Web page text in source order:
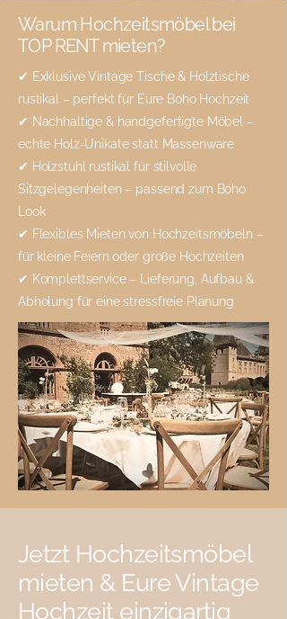
Warum Hochzeitsmöbel bei
TOP RENT mieten?
✔ Exklusive Vintage Tische & Holztische
rustikal – perfekt für Eure Boho Hochzeit
✔ Nachhaltige & handgefertigte Möbel –
echte Holz-Unikate statt Massenware
✔ Holzstuhl rustikal für stilvolle
Sitzgelegenheiten – passend zum Boho
Look
✔ Flexibles Mieten von Hochzeitsmöbeln –
für kleine Feiern oder große Hochzeiten
✔ Komplettservice – Lieferung, Aufbau &
Abholung für eine stressfreie Planung
Jetzt Hochzeitsmöbel
mieten & Eure Vintage
Hochzeit einzigartig